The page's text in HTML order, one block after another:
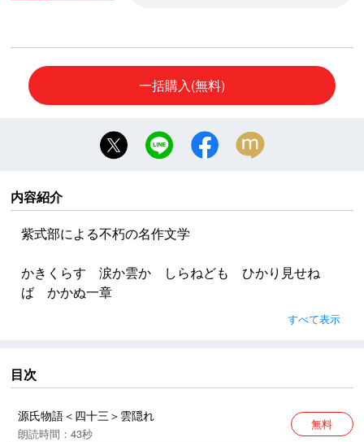
一括購入(無料)
内容紹介
紫式部による不朽の名作文学
かきくらす 涙か雲か しらねども ひかり見せね
ば かかぬ一章
※「雲隠れ」の帖は冒頭の与謝野晶子詞のみで本文はあ
すべて表示
目次
源氏物語＜四十三＞雲隠れ
朗読時間：43秒
無料